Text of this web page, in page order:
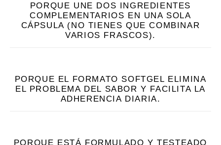
PORQUE UNE DOS INGREDIENTES
COMPLEMENTARIOS EN UNA SOLA
CÁPSULA (NO TIENES QUE COMBINAR
VARIOS FRASCOS).
PORQUE EL FORMATO SOFTGEL ELIMINA
EL PROBLEMA DEL SABOR Y FACILITA LA
ADHERENCIA DIARIA.
PORQUE ESTÁ FORMULADO Y TESTEADO